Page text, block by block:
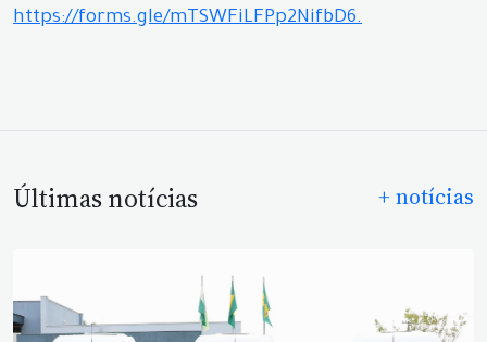
https://forms.gle/mTSWFiLFPp2NifbD6.
Últimas notícias + notícias